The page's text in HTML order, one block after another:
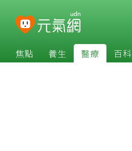
焦點 養生 醫療 百科